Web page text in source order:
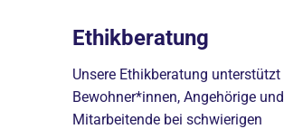
Ethikberatung
Unsere Ethikberatung unterstützt
Bewohner*innen, Angehörige und
Mitarbeitende bei schwierigen